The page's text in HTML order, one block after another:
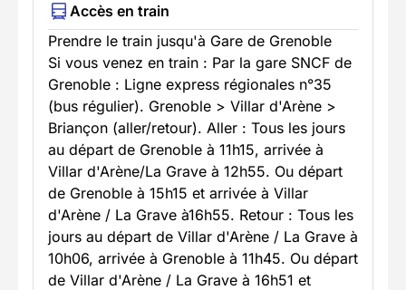
Accès en train
Prendre le train jusqu'à Gare de Grenoble
Si vous venez en train : Par la gare SNCF de
Grenoble : Ligne express régionales n°35
(bus régulier). Grenoble > Villar d'Arène >
Briançon (aller/retour). Aller : Tous les jours
au départ de Grenoble à 11h15, arrivée à
Villar d'Arène/La Grave à 12h55. Ou départ
de Grenoble à 15h15 et arrivée à Villar
d'Arène / La Grave à16h55. Retour : Tous les
jours au départ de Villar d'Arène / La Grave à
10h06, arrivée à Grenoble à 11h45. Ou départ
de Villar d'Arène / La Grave à 16h51 et